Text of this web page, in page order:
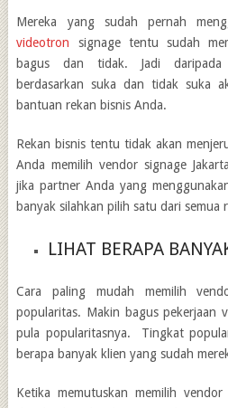
Mereka yang sudah pernah
videotron signage tentu sudah
bagus dan tidak. Jadi daripada
berdasarkan suka dan tidak suka
bantuan rekan bisnis Anda.
Rekan bisnis tentu tidak akan
Anda memilih vendor signage
jika partner Anda yang
banyak silahkan pilih satu dari semua
LIHAT BERAPA
Cara paling mudah memilih
popularitas. Makin bagus pekerjaan
pula popularitasnya. Tingkat
berapa banyak klien yang sudah
Ketika memutuskan memilih